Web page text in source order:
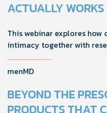
ACTUALLY WORKS
This webinar explores how
intimacy together with
foreplay, stamina, comfort,
solutions.
menMD
BEYOND THE
PRODUCTS THAT